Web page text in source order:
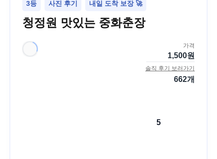
3등 사진 후기 내일 도착 보장 🚀
청정원 맛있는 중화춘장
가격
1,500원
솔직 후기 보러가기
662개
5